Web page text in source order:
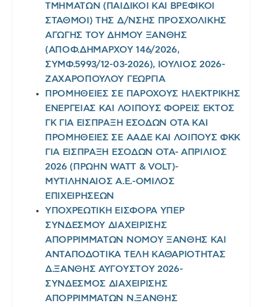
ΤΜΗΜΑΤΩΝ (ΠΑΙΔΙΚΟΙ ΚΑΙ ΒΡΕΦΙΚΟΙ
ΣΤΑΘΜΟΙ) ΤΗΣ Δ/ΝΣΗΣ ΠΡΟΣΧΟΛΙΚΗΣ
ΑΓΩΓΗΣ ΤΟΥ ΔΗΜΟΥ ΞΑΝΘΗΣ
(ΑΠΟΦ.ΔΗΜΑΡΧΟΥ 146/2026,
ΣΥΜΦ.5993/12-03-2026), ΙΟΥΛΙΟΣ 2026-
ΖΑΧΑΡΟΠΟΥΛΟΥ ΓΕΩΡΓΙΑ
ΠΡΟΜΗΘΕΙΕΣ ΣΕ ΠΑΡΟΧΟΥΣ ΗΛΕΚΤΡΙΚΗΣ
ΕΝΕΡΓΕΙΑΣ ΚΑΙ ΛΟΙΠΟΥΣ ΦΟΡΕΙΣ ΕΚΤΟΣ
ΓΚ ΓΙΑ ΕΙΣΠΡΑΞΗ ΕΣΟΔΩΝ ΟΤΑ ΚΑΙ
ΠΡΟΜΗΘΕΙΕΣ ΣΕ ΑΑΔΕ ΚΑΙ ΛΟΙΠΟΥΣ ΦΚΚ
ΓΙΑ ΕΙΣΠΡΑΞΗ ΕΣΟΔΩΝ ΟΤΑ- ΑΠΡΙΛΙΟΣ
2026 (ΠΡΩΗΝ WATT & VOLT)-
ΜΥΤΙΛΗΝΑΙΟΣ Α.Ε.-ΟΜΙΛΟΣ
ΕΠΙΧΕΙΡΗΣΕΩΝ
ΥΠΟΧΡΕΩΤΙΚΗ ΕΙΣΦΟΡΑ ΥΠΕΡ
ΣΥΝΔΕΣΜΟΥ ΔΙΑΧΕΙΡΙΣΗΣ
ΑΠΟΡΡΙΜΜΑΤΩΝ ΝΟΜΟΥ ΞΑΝΘΗΣ ΚΑΙ
ΑΝΤΑΠΟΔΟΤΙΚΑ ΤΕΛΗ ΚΑΘΑΡΙΟΤΗΤΑΣ
Δ.ΞΑΝΘΗΣ ΑΥΓΟΥΣΤΟΥ 2026-
ΣΥΝΔΕΣΜΟΣ ΔΙΑΧΕΙΡΙΣΗΣ
ΑΠΟΡΡΙΜΜΑΤΩΝ Ν.ΞΑΝΘΗΣ